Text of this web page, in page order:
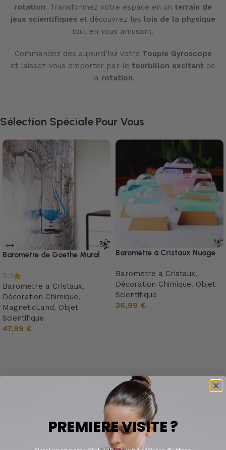
rotation. Transformez votre espace en un terrain de
jeux scientifiques et découvrez les lois de la physique
tout en vous amusant.
Commandez dès aujourd’hui votre Toupie Gyroscope
et laissez-vous emporter par le tourbillon excitant de
la rotation.
Sélection Spéciale Pour Vous
Baromètre de Goethe Mural
5.0
Barometre a Cristaux,
Décoration Chimique,
MagneticLand, Objet
Scientifique
47,99 €
Baromètre à Cristaux Nuage
Barometre a Cristaux,
Décoration Chimique, Objet
Scientifique
36,99 €
PREMIERE VISITE ?